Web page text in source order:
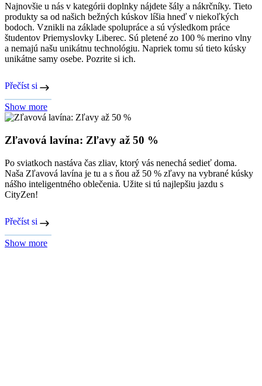
Najnovšie u nás v kategórii doplnky nájdete šály a nákrčníky. Tieto
produkty sa od našich bežných kúskov líšia hneď v niekoľkých
bodoch. Vznikli na základe spolupráce a sú výsledkom práce
študentov Priemyslovky Liberec. Sú pletené zo 100 % merino vlny
a nemajú našu unikátnu technológiu. Napriek tomu sú tieto kúsky
unikátne samy osebe. Pozrite si ich.
Přečíst si
Show more
Zľavová lavína: Zľavy až 50 %
Po sviatkoch nastáva čas zliav, ktorý vás nenechá sedieť doma.
Naša Zľavová lavína je tu a s ňou až 50 % zľavy na vybrané kúsky
nášho inteligentného oblečenia. Užite si tú najlepšiu jazdu s
CityZen!
Přečíst si
Show more